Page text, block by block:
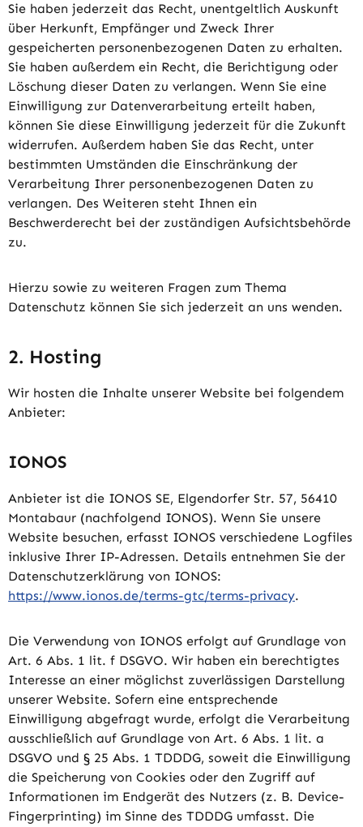
Sie haben jederzeit das Recht, unentgeltlich Auskunft
über Herkunft, Empfänger und Zweck Ihrer
gespeicherten personenbezogenen Daten zu erhalten.
Sie haben außerdem ein Recht, die Berichtigung oder
Löschung dieser Daten zu verlangen. Wenn Sie eine
Einwilligung zur Datenverarbeitung erteilt haben,
können Sie diese Einwilligung jederzeit für die Zukunft
widerrufen. Außerdem haben Sie das Recht, unter
bestimmten Umständen die Einschränkung der
Verarbeitung Ihrer personenbezogenen Daten zu
verlangen. Des Weiteren steht Ihnen ein
Beschwerderecht bei der zuständigen Aufsichtsbehörde
zu.
Hierzu sowie zu weiteren Fragen zum Thema
Datenschutz können Sie sich jederzeit an uns wenden.
2. Hosting
Wir hosten die Inhalte unserer Website bei folgendem
Anbieter:
IONOS
Anbieter ist die IONOS SE, Elgendorfer Str. 57, 56410
Montabaur (nachfolgend IONOS). Wenn Sie unsere
Website besuchen, erfasst IONOS verschiedene Logfiles
inklusive Ihrer IP-Adressen. Details entnehmen Sie der
Datenschutzerklärung von IONOS:
https://www.ionos.de/terms-gtc/terms-privacy.
Die Verwendung von IONOS erfolgt auf Grundlage von
Art. 6 Abs. 1 lit. f DSGVO. Wir haben ein berechtigtes
Interesse an einer möglichst zuverlässigen Darstellung
unserer Website. Sofern eine entsprechende
Einwilligung abgefragt wurde, erfolgt die Verarbeitung
ausschließlich auf Grundlage von Art. 6 Abs. 1 lit. a
DSGVO und § 25 Abs. 1 TDDDG, soweit die Einwilligung
die Speicherung von Cookies oder den Zugriff auf
Informationen im Endgerät des Nutzers (z. B. Device-
Fingerprinting) im Sinne des TDDDG umfasst. Die